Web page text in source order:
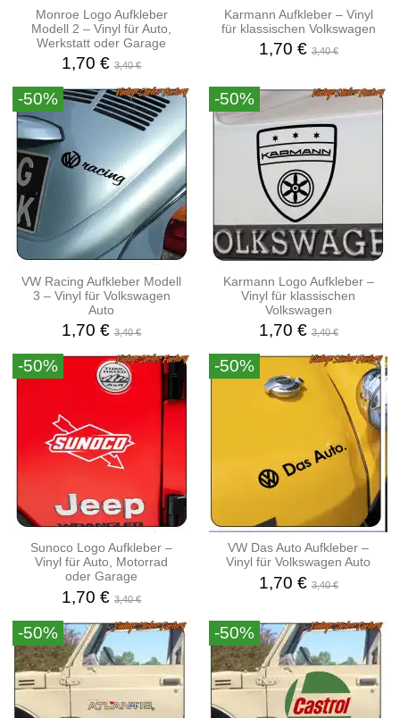
Monroe Logo Aufkleber
Modell 2 – Vinyl für Auto,
Werkstatt oder Garage
1,70 €3,40 €
Karmann Aufkleber – Vinyl
für klassischen Volkswagen
1,70 €3,40 €
-50%
VW Racing Aufkleber Modell
3 – Vinyl für Volkswagen
Auto
1,70 €3,40 €
-50%
Karmann Logo Aufkleber –
Vinyl für klassischen
Volkswagen
1,70 €3,40 €
-50%
Sunoco Logo Aufkleber –
Vinyl für Auto, Motorrad
oder Garage
1,70 €3,40 €
-50%
VW Das Auto Aufkleber –
Vinyl für Volkswagen Auto
1,70 €3,40 €
-50% -50%